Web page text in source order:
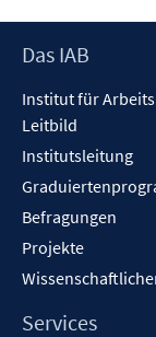
Footer
Das IAB
Institut für
Leitbild
Institutsleitung
Befragungen
Projekte
Services